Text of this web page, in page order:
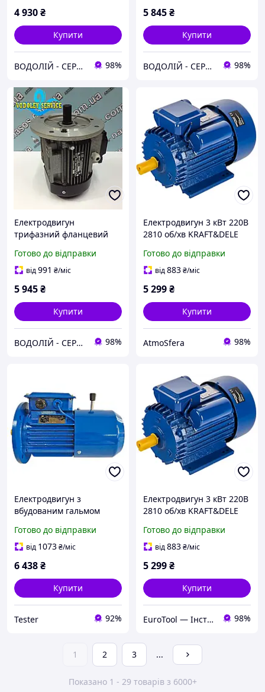
4 930₴
Купити
ВОДОЛІЙ - СЕРВІС 98%
5 845₴
Купити
ВОДОЛІЙ - СЕРВІС 98%
Електродвигун
трифазний фланцевий
1500 об./хв) 220/380
"Промелектро-Харків"
Готово до відправки
від991 ₴/міс
5 945₴
Купити
ВОДОЛІЙ - СЕРВІС 98%
Електродвигун 3 кВт 220В
2810 об/хв KRAFT&DELE
Готово до відправки
від883₴/міс
5 299₴
Купити
AtmoSfera 98%
Електродвигун з
вбудованим гальмом
хв, фланець B5
Готово до відправки
від 1073₴/міс
6 438₴
Купити
Tester 92%
Електродвигун 3 кВт 220В
2810 об/хв KRAFT&DELE
Готово до відправки
від883₴/міс
5 299₴
Купити
ㅤEuroTool — Інструмент і Обладнання 98%
1 2 3 ...
Показано 1 - 29 товарів з 6000+